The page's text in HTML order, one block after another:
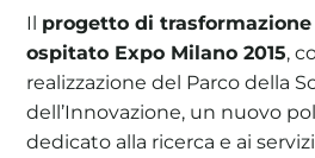
Il progetto di trasformazione
ospitato Expo Milano 2015,
realizzazione del Parco della
dell’Innovazione, un nuovo
dedicato alla ricerca e ai